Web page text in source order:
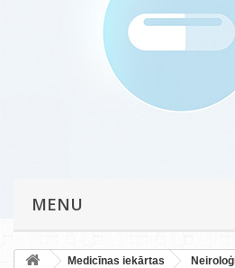
PRIVĀTUMA POLITIKA
MENU
Medicīnas iekārtas